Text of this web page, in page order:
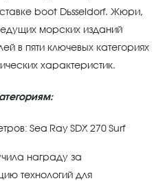
boot Düsseldorf. Жюри,
морских изданий
в пяти ключевых категориях
характеристик.
Sea Ray SDX 270 Surf
награду за
технологий для